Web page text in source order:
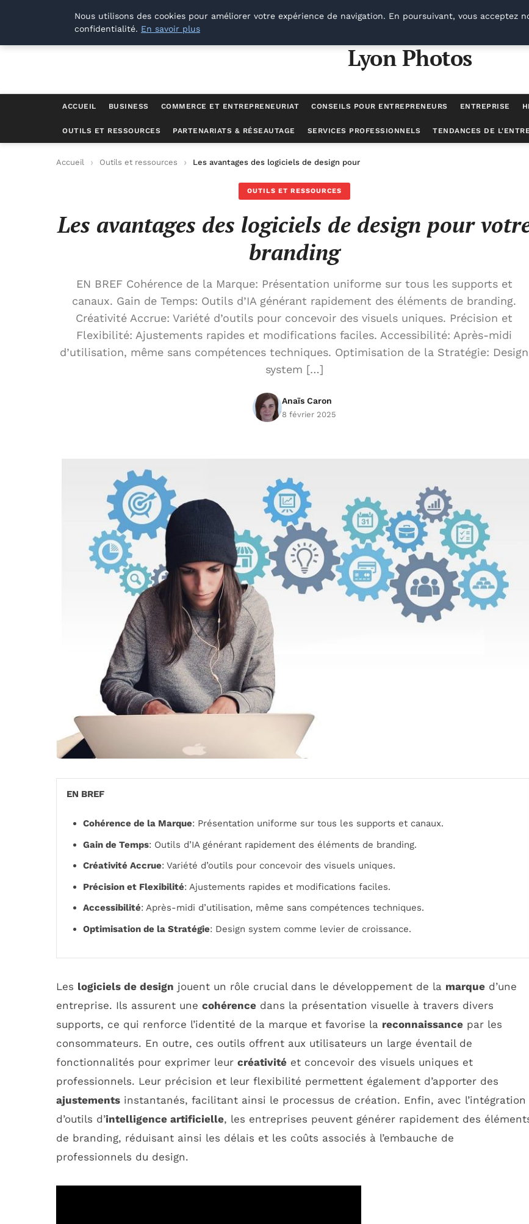
Lyon Photos
Lyon Photos
ACCUEIL BUSINESS COMMERCE ET ENTREPRENEURIAT CONSEILS POUR ENTREPRENEURS ENTREPRISE
OUTILS ET RESSOURCES PARTENARIATS & RÉSEAUTAGE SERVICES PROFESSIONNELS TENDANCES DE
Accueil Outils et ressources Les avantages des logiciels de design pour votre branding
OUTILS ET RESSOURCES
Les avantages des logiciels de design pour
branding
EN BREF Cohérence de la Marque: Présentation uniforme sur tous les supports et
canaux. Gain de Temps: Outils d’IA générant rapidement des éléments de branding.
Créativité Accrue: Variété d’outils pour concevoir des visuels uniques. Précision et
Flexibilité: Ajustements rapides et modifications faciles. Accessibilité: Après-midi
d’utilisation, même sans compétences techniques. Optimisation de la Stratégie: Design
system […]
Anaïs Caron
8 février 2025
EN BREF
Cohérence de la Marque: Présentation uniforme sur tous les supports et canaux.
Gain de Temps: Outils d’IA générant rapidement des éléments de branding.
Créativité Accrue: Variété d’outils pour concevoir des visuels uniques.
Précision et Flexibilité: Ajustements rapides et modifications faciles.
Accessibilité: Après-midi d’utilisation, même sans compétences techniques.
Optimisation de la Stratégie: Design system comme levier de croissance.
Les logiciels de design jouent un rôle crucial dans le développement de la marque d’une
entreprise. Ils assurent une cohérence dans la présentation visuelle à travers divers
supports, ce qui renforce l’identité de la marque et favorise la reconnaissance par les
consommateurs. En outre, ces outils offrent aux utilisateurs un large éventail de
fonctionnalités pour exprimer leur créativité et concevoir des visuels uniques et
professionnels. Leur précision et leur flexibilité permettent également d’apporter des
ajustements instantanés, facilitant ainsi le processus de création. Enfin, avec l’intégration
d’outils d’intelligence artificielle, les entreprises peuvent générer rapidement des
de branding, réduisant ainsi les délais et les coûts associés à l’embauche de
professionnels du design.
Nous utilisons des cookies pour améliorer votre expérience de navigation. En poursuivant, vous acceptez
confidentialité. En savoir plus